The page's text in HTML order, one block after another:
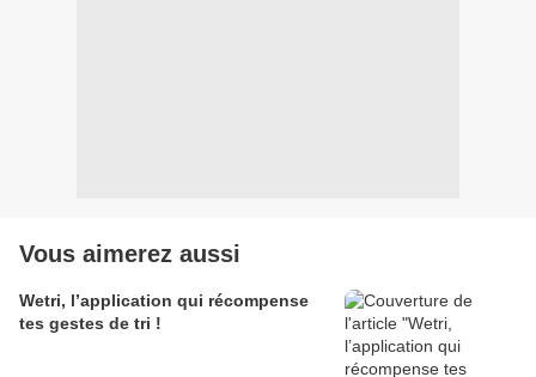
Vous aimerez aussi
Wetri, l’application qui récompense
tes gestes de tri !